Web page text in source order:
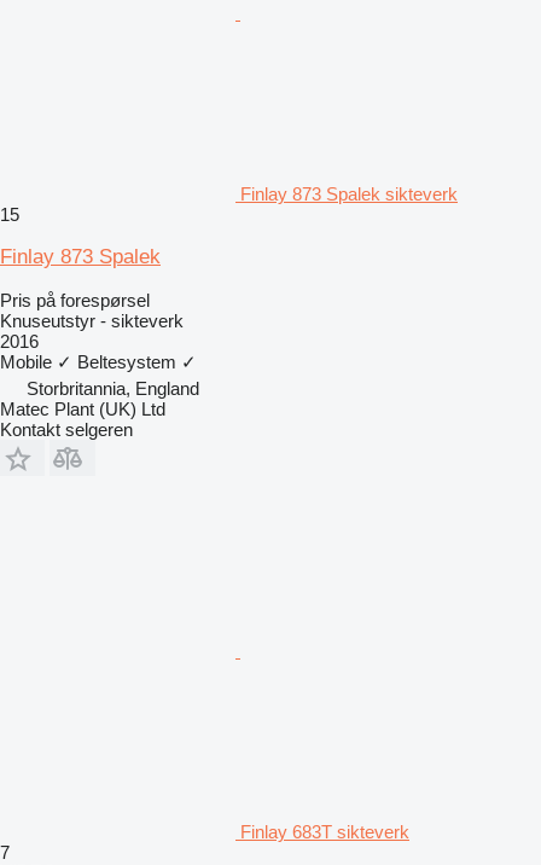
Finlay 873 Spalek sikteverk
15
Finlay 873 Spalek
Pris på forespørsel
Knuseutstyr - sikteverk
2016
Mobile ✓ Beltesystem ✓
Storbritannia, England
Matec Plant (UK) Ltd
Kontakt selgeren
Finlay 683T sikteverk
7